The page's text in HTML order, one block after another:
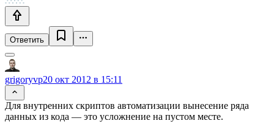
Ответить
grigoryvp20 окт 2012 в 15:11
Для внутренних скриптов автоматизации вынесение ряда
данных из кода — это усложнение на пустом месте.